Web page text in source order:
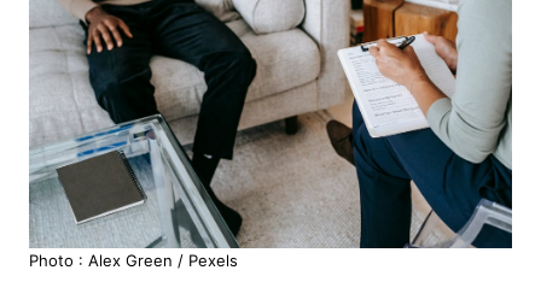
Photo : Alex Green / Pexels